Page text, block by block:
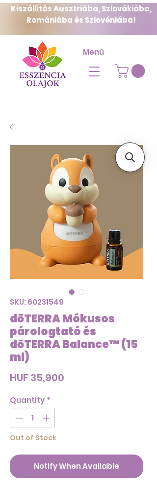
Kiszállítás Ausztriába, Szlovákiába,
Romániába és Szlovéniába!
Menü
SKU: 60231549
dōTERRA Mókusos
párologtató és
dōTERRA Balance™ (15
ml)
HUF 35,900
Quantity *
Out of Stock
Notify When Available